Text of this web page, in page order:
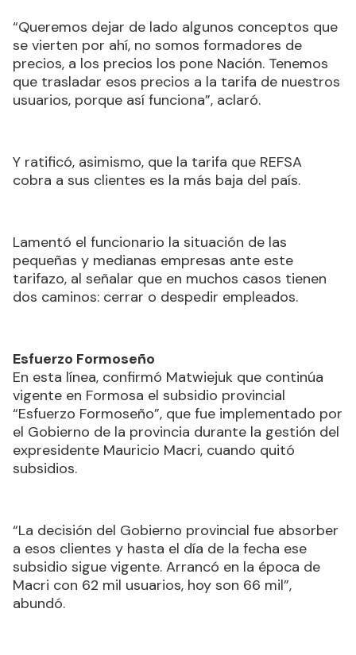
“Queremos dejar de lado algunos conceptos que
se vierten por ahí, no somos formadores de
precios, a los precios los pone Nación. Tenemos
que trasladar esos precios a la tarifa de nuestros
usuarios, porque así funciona”, aclaró.
Y ratificó, asimismo, que la tarifa que REFSA
cobra a sus clientes es la más baja del país.
Lamentó el funcionario la situación de las
pequeñas y medianas empresas ante este
tarifazo, al señalar que en muchos casos tienen
dos caminos: cerrar o despedir empleados.
Esfuerzo Formoseño
En esta línea, confirmó Matwiejuk que continúa
vigente en Formosa el subsidio provincial
“Esfuerzo Formoseño”, que fue implementado por
el Gobierno de la provincia durante la gestión del
expresidente Mauricio Macri, cuando quitó
subsidios.
“La decisión del Gobierno provincial fue absorber
a esos clientes y hasta el día de la fecha ese
subsidio sigue vigente. Arrancó en la época de
Macri con 62 mil usuarios, hoy son 66 mil”,
abundó.